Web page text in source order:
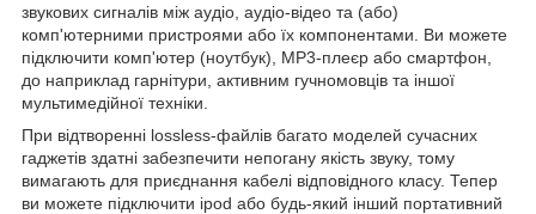
звукових сигналів між аудіо, аудіо-відео та (або)
комп'ютерними пристроями або їх компонентами. Ви можете
підключити комп'ютер (ноутбук), MP3-плеєр або смартфон,
до наприклад гарнітури, активним гучномовців та іншої
мультимедійної техніки.
При відтворенні lossless-файлів багато моделей сучасних
гаджетів здатні забезпечити непогану якість звуку, тому
вимагають для приєднання кабелі відповідного класу. Тепер
ви можете підключити ipod або будь-який інший портативний